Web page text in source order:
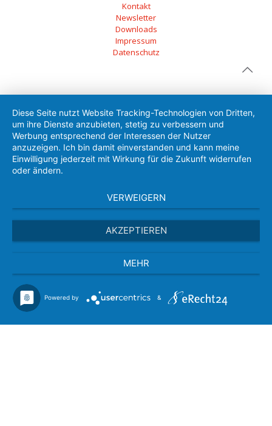
Kontakt
Newsletter
Downloads
Impressum
Datenschutz
Diese Seite nutzt Website Tracking-Technologien von Dritten,
um ihre Dienste anzubieten, stetig zu verbessern und
Werbung entsprechend der Interessen der Nutzer
anzuzeigen. Ich bin damit einverstanden und kann meine
Einwilligung jederzeit mit Wirkung für die Zukunft widerrufen
oder ändern.
VERWEIGERN
AKZEPTIEREN
MEHR
Powered by &